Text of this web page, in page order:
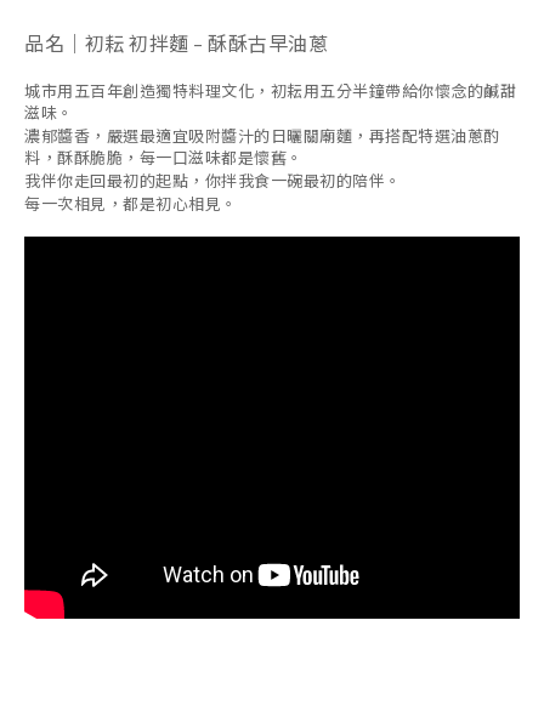
品名｜初耘 初拌麵 – 酥酥古早油蔥
城市用五百年創造獨特料理文化，初耘用五分半鐘帶給你懷念的鹹甜
滋味。
濃郁醬香，嚴選最適宜吸附醬汁的日曬關廟麵，再搭配特選油蔥酌
料，酥酥脆脆，每一口滋味都是懷舊。
我伴你走回最初的起點，你拌我食一碗最初的陪伴。
每一次相見，都是初心相見。